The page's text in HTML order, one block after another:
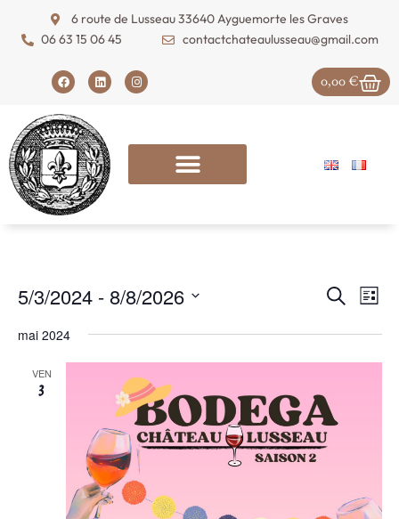
6 route de Lusseau 33640 Ayguemorte les Graves
06 63 15 06 45
contactchateaulusseau@gmail.com
0,00€
et
de
vues
Recherche
de
Liste
5/3/2024 - 8/8/2026
une
date.
mai 2024
VEN
3